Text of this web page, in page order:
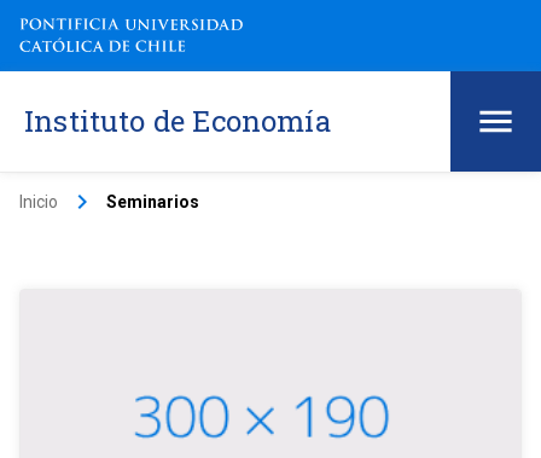
Instituto de Economía
Inicio keyboard_arrow_right Seminarios